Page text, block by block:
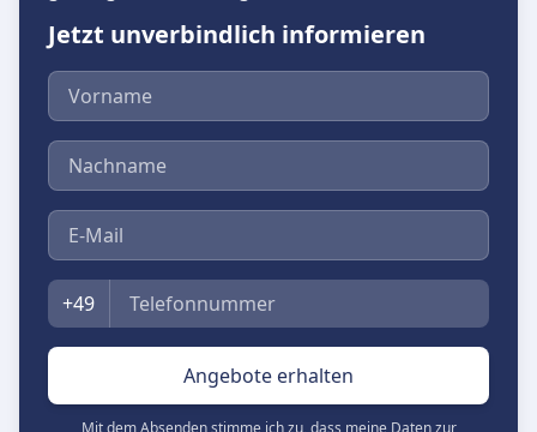
Jetzt unverbindlich informieren
Vorname
Nachname
E-Mail
Telefon
+49
Angebote erhalten
Mit dem Absenden stimme ich zu, dass meine Daten zur